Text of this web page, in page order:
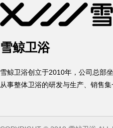
雪鲸卫浴
雪鲸卫浴创立于2010年，公司总部
从事整体卫浴的研发与生产、销售集